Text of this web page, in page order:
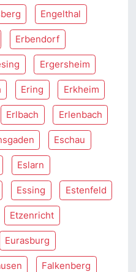
Engelthal
Erbendorf
Ergersheim
Ering Erkheim
Erlbach Erlenbach
Eschau
Eslarn
Essing Estenfeld
Etzenricht
Eurasburg
Falkenberg